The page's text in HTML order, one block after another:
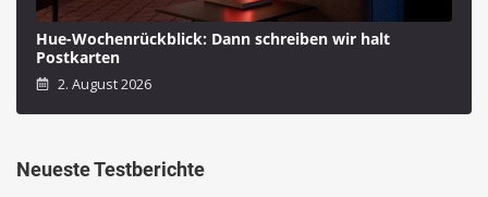
Hue-Wochenrückblick: Dann schreiben wir halt
Postkarten
2. August 2026
Neueste Testberichte